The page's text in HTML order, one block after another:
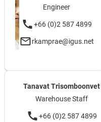
Engineer
+66 (0)2 587 4899
rkamprae@igus.net
Tanavat Trisomboonvet
Warehouse Staff
+66 (0)2 587 4899